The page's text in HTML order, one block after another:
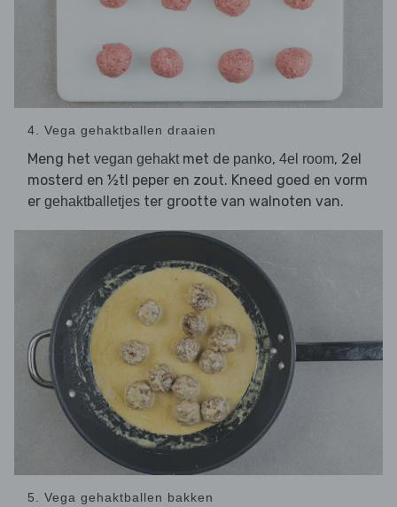
4. Vega gehaktballen draaien
Meng het vegan gehakt met de panko, 4el room, 2el
mosterd en ½tl peper en zout. Kneed goed en vorm
er gehaktballetjes ter grootte van walnoten van.
5. Vega gehaktballen bakken